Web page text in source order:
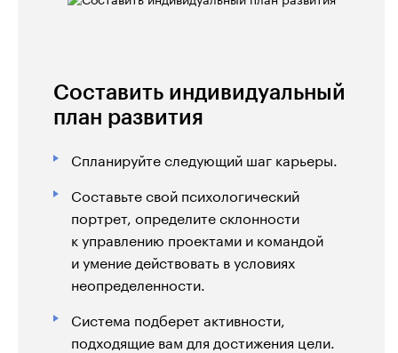
Составить индивидуальный
план развития
Спланируйте следующий шаг карьеры.
Составьте свой психологический
портрет, определите склонности
к управлению проектами и командой
и умение действовать в условиях
неопределенности.
Система подберет активности,
подходящие вам для достижения цели.